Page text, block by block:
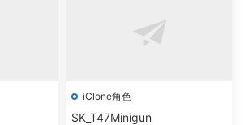
iClone角色
SK_T47Minigun